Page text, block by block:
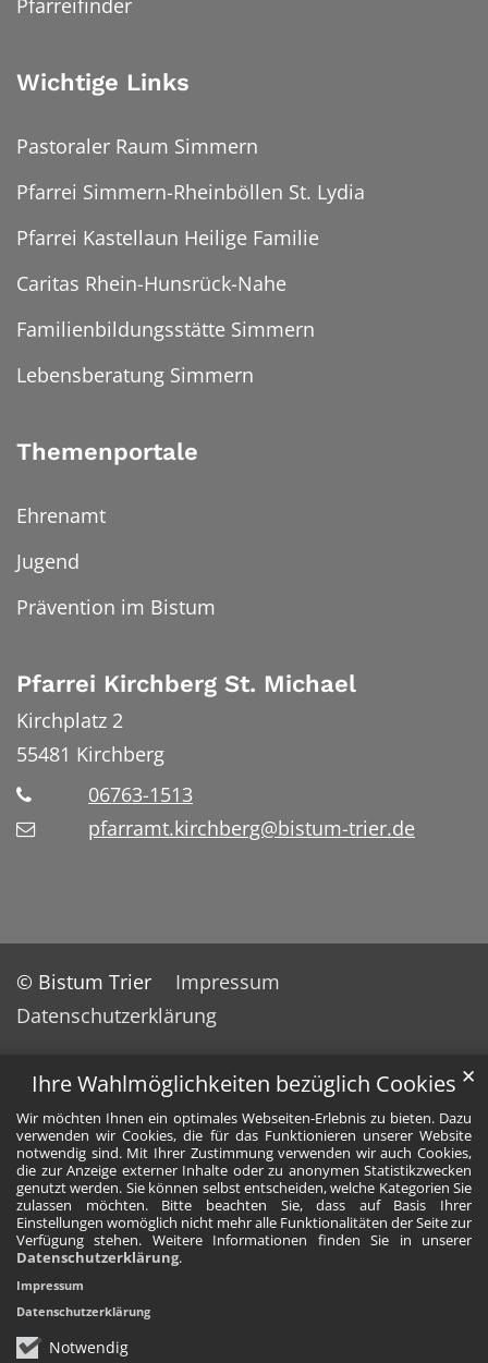
Ihre Wahlmöglichkeiten bezüglich Cookies
Wir möchten Ihnen ein optimales Webseiten-Erlebnis zu bieten. Dazu
verwenden wir Cookies, die für das Funktionieren unserer Website
notwendig sind. Mit Ihrer Zustimmung verwenden wir auch Cookies,
die zur Anzeige externer Inhalte oder zu anonymen Statistikzwecken
genutzt werden. Sie können selbst entscheiden, welche Kategorien Sie
zulassen möchten. Bitte beachten Sie, dass auf Basis Ihrer
Einstellungen womöglich nicht mehr alle Funktionalitäten der Seite zur
Verfügung stehen. Weitere Informationen finden Sie in unserer
Datenschutzerklärung.
Notwendig
✕
Impressum
Datenschutzerklärung
Wichtige Links
Pastoraler Raum Simmern
Pfarrei Simmern-Rheinböllen St. Lydia
Pfarrei Kastellaun Heilige Familie
Caritas Rhein-Hunsrück-Nahe
Familienbildungsstätte Simmern
Lebensberatung Simmern
Themenportale
Ehrenamt
Jugend
Prävention im Bistum
Pfarrei Kirchberg St. Michael
Kirchplatz 2
55481 Kirchberg
06763-1513
pfarramt.kirchberg@bistum-trier.de
© Bistum Trier
Impressum
Datenschutzerklärung